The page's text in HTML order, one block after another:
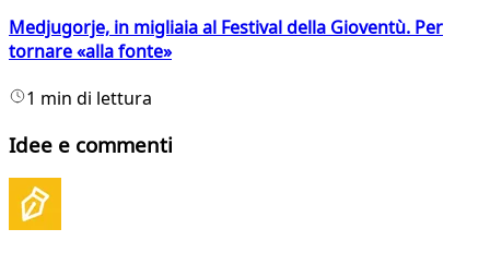
Medjugorje, in migliaia al Festival della Gioventù. Per
tornare «alla fonte»
1 min di lettura
Idee e commenti